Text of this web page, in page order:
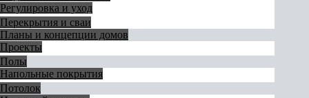
Регулировка и уход
Перекрытия и сваи
Планы и концепции домов
Проекты
Полы
Напольные покрытия
Потолок